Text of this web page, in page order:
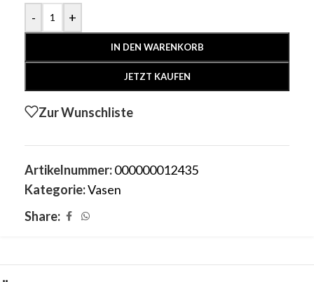
- +
IN DEN WARENKORB
JETZT KAUFEN
Zur Wunschliste
Artikelnummer:000000012435
Kategorie:Vasen
Share: